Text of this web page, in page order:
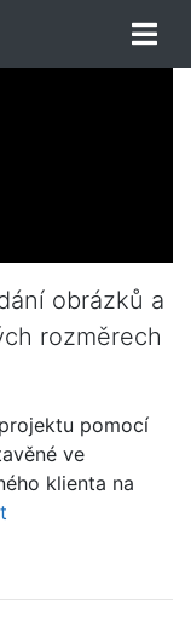
obrázků a
rozměrech
pomocí
ve
klienta na